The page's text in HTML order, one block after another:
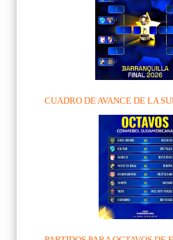
CUADRO DE AVANCE DE LA